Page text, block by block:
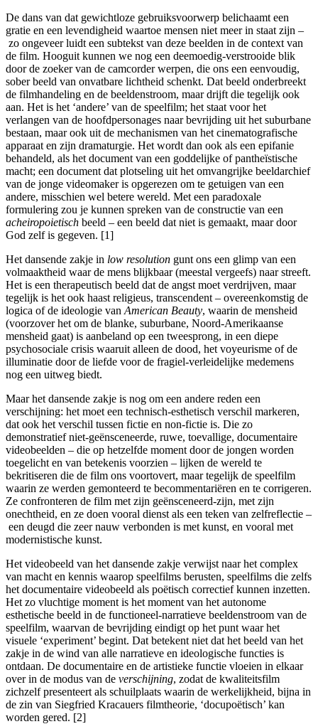
De dans van dat gewichtloze gebruiksvoorwerp belichaamt een
gratie en een levendigheid waartoe mensen niet meer in staat zijn –
zo ongeveer luidt een subtekst van deze beelden in de context van
de film. Hooguit kunnen we nog een deemoedig-verstrooide blik
door de zoeker van de camcorder werpen, die ons een eenvoudig,
sober beeld van onvatbare lichtheid schenkt. Dat beeld onderbreekt
de filmhandeling en de beeldenstroom, maar drijft die tegelijk ook
aan. Het is het ‘andere’ van de speelfilm; het staat voor het
verlangen van de hoofdpersonages naar bevrijding uit het suburbane
bestaan, maar ook uit de mechanismen van het cinematografische
apparaat en zijn dramaturgie. Het wordt dan ook als een epifanie
behandeld, als het document van een goddelijke of pantheïstische
macht; een document dat plotseling uit het omvangrijke beeldarchief
van de jonge videomaker is opgerezen om te getuigen van een
andere, misschien wel betere wereld. Met een paradoxale
formulering zou je kunnen spreken van de constructie van een
acheiropoietisch beeld – een beeld dat niet is gemaakt, maar door
God zelf is gegeven. [1]
Het dansende zakje in low resolution gunt ons een glimp van een
volmaaktheid waar de mens blijkbaar (meestal vergeefs) naar streeft.
Het is een therapeutisch beeld dat de angst moet verdrijven, maar
tegelijk is het ook haast religieus, transcendent – overeenkomstig de
logica of de ideologie van American Beauty, waarin de mensheid
(voorzover het om de blanke, suburbane, Noord-Amerikaanse
mensheid gaat) is aanbeland op een tweesprong, in een diepe
psychosociale crisis waaruit alleen de dood, het voyeurisme of de
illuminatie door de liefde voor de fragiel-verleidelijke medemens
nog een uitweg biedt.
Maar het dansende zakje is nog om een andere reden een
verschijning: het moet een technisch-esthetisch verschil markeren,
dat ook het verschil tussen fictie en non-fictie is. Die zo
demonstratief niet-geënsceneerde, ruwe, toevallige, documentaire
videobeelden – die op hetzelfde moment door de jongen worden
toegelicht en van betekenis voorzien – lijken de wereld te
bekritiseren die de film ons voortovert, maar tegelijk de speelfilm
waarin ze werden gemonteerd te becommentariëren en te corrigeren.
Ze confronteren de film met zijn geënsceneerd-zijn, met zijn
onechtheid, en ze doen vooral dienst als een teken van zelfreflectie –
een deugd die zeer nauw verbonden is met kunst, en vooral met
modernistische kunst.
Het videobeeld van het dansende zakje verwijst naar het complex
van macht en kennis waarop speelfilms berusten, speelfilms die zelfs
het documentaire videobeeld als poëtisch correctief kunnen inzetten.
Het zo vluchtige moment is het moment van het autonome
esthetische beeld in de functioneel-narratieve beeldenstroom van de
speelfilm, waarvan de bevrijding eindigt op het punt waar het
visuele ‘experiment’ begint. Dat betekent niet dat het beeld van het
zakje in de wind van alle narratieve en ideologische functies is
ontdaan. De documentaire en de artistieke functie vloeien in elkaar
over in de modus van de verschijning, zodat de kwaliteitsfilm
zichzelf presenteert als schuilplaats waarin de werkelijkheid, bijna in
de zin van Siegfried Kracauers filmtheorie, ‘docupoëtisch’ kan
worden gered. [2]